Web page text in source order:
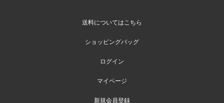
送料についてはこちら
ショッピングバッグ
ログイン
マイページ
新規会員登録